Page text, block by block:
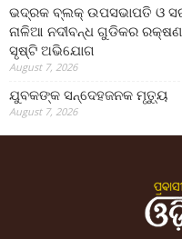
ଭଦ୍ରକ ବ୍ଲକ୍ ଉପସଭାପତି ଓ
ନାଳିଆ ନଦୀବନ୍ଧ ଗୁଡିକର
ସୃଷ୍ଟି ଅଭିଯୋଗ
August 7, 2026
ଯୁବକଙ୍କ ସନ୍ଦେହଜନକ ମୃତ୍ୟୁ
August 7, 2026